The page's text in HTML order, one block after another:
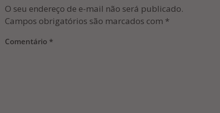
O seu endereço de e-mail não será publicado.
Campos obrigatórios são marcados com *
Comentário *